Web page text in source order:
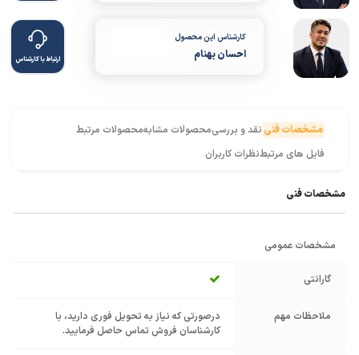
کارشناس این محصول
احسان بهنام ارتباط با کارشناس
مشخصات فنی نقد و بررسیمحصولات مشابهمحصولات مرتبط
فایل های مرتبطنظرات کاربران
مشخصات فنی
مشخصات عمومی
گارانتی
ملاحظات مهم
درصورتی که نیاز به تحویل فوری دارید، با
کارشناسان فروش تماس حاصل فرمایید.